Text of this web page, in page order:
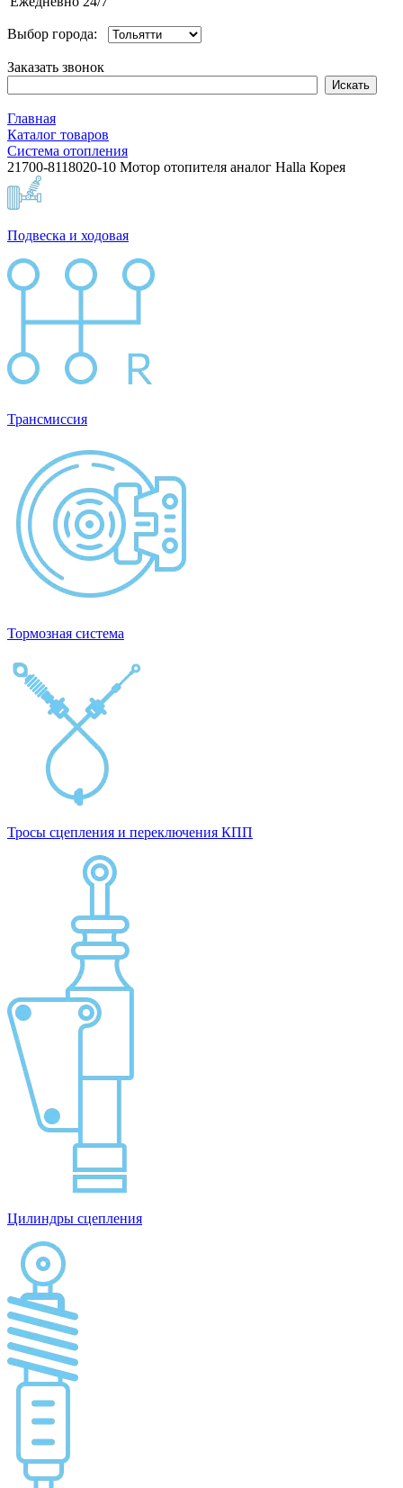
Выбор города:
Заказать звонок
Главная
Каталог товаров
Система отопления
21700-8118020-10 Мотор отопителя аналог Halla Корея
Подвеска и ходовая
Трансмиссия
Тормозная система
Тросы сцепления и переключения КПП
Цилиндры сцепления